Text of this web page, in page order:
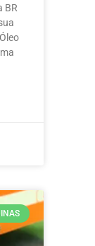
BR